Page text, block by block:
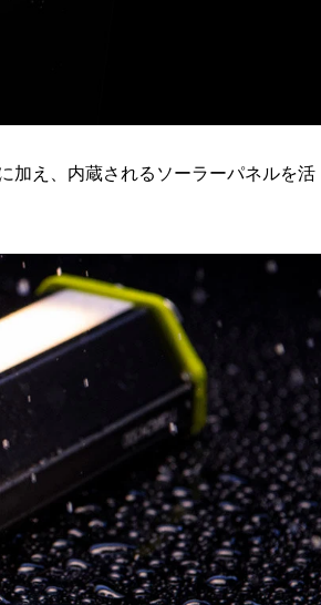
加え、内蔵されるソーラーパネルを活